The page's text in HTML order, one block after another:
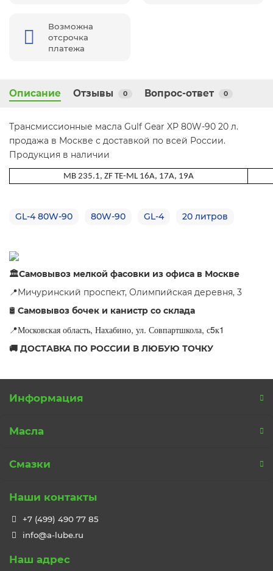
Возможна
отсрочка
платежа
Описание Отзывы 0 Вопрос-ответ 0
Трансмиссионные масла Gulf Gear XP 80W-90 20 л.
продажа в Москве с доставкой по всей России.
Продукция в наличии
MB 235.1, ZF TE-ML 16A, 17A, 19A
GL-4 80W-90 80W-90 GL-4 20 литров
🏛Самовывоз мелкой фасовки из офиса в Москве
📍Мичуринский проспект, Олимпийская деревня, 3
🛢 Самовывоз бочек и канистр со склада
📍Московская область, Нахабино, ул. Совпартшкола, с5к1
🚚 ДОСТАВКА ПО РОССИИ В ЛЮБУЮ ТОЧКУ
Информация
Масла
Смазки
Наши контакты
+7 (499) 490 77 85
info@a-lube.ru
Наш адрес